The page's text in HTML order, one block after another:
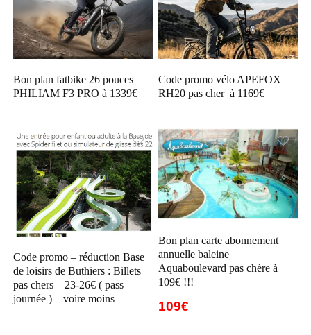
Bon plan fatbike 26 pouces
PHILIAM F3 PRO à 1339€
Code promo vélo APEFOX
RH20 pas cher à 1169€
Code promo – réduction Base
de loisirs de Buthiers : Billets
pas chers – 23-26€ ( pass
journée ) – voire moins
Bon plan carte abonnement
annuelle baleine
Aquaboulevard pas chère à
109€ !!!
109€